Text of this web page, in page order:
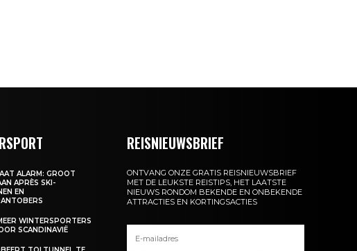
ALARM: GROOT
APRÈS SKI-
EN
WINTERSPORTERS
SCANDINAVIË
REISNIEUWSBRIEF
ONTVANG ONZE GRATIS REISNIEUWSBRIEF
MET DE LEUKSTE REISTIPS, HET LAATSTE
NIEUWS RONDOM BEKENDE EN ONBEKENDE
ATTRACTIES EN KORTINGSACTIES